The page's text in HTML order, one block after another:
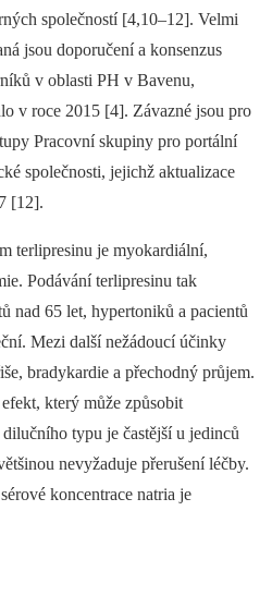
společností [4,10–12]. Velmi
jsou doporučení a konsenzus
v oblasti PH v Bavenu,
v roce 2015 [4]. Závazné jsou pro
Pracovní skupiny pro portální
společnosti, jejichž aktualizace
[12].
terlipresinu je myokardiální,
Podávání terlipresinu tak
nad 65 let, hypertoniků a pacientů
Mezi další nežádoucí účinky
bradykardie a přechodný průjem.
který může způsobit
typu je častější u jedinců
nevyžaduje přerušení léčby.
koncentrace natria je